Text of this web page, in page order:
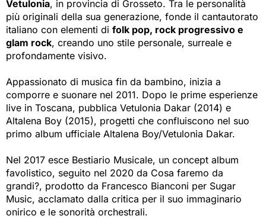
Vetulonia, in provincia di Grosseto. Tra le personalità
più originali della sua generazione, fonde il cantautorato
italiano con elementi di folk pop, rock progressivo e
glam rock, creando uno stile personale, surreale e
profondamente visivo.
Appassionato di musica fin da bambino, inizia a
comporre e suonare nel 2011. Dopo le prime esperienze
live in Toscana, pubblica Vetulonia Dakar (2014) e
Altalena Boy (2015), progetti che confluiscono nel suo
primo album ufficiale Altalena Boy/Vetulonia Dakar.
Nel 2017 esce Bestiario Musicale, un concept album
favolistico, seguito nel 2020 da Cosa faremo da
grandi?, prodotto da Francesco Bianconi per Sugar
Music, acclamato dalla critica per il suo immaginario
onirico e le sonorità orchestrali.